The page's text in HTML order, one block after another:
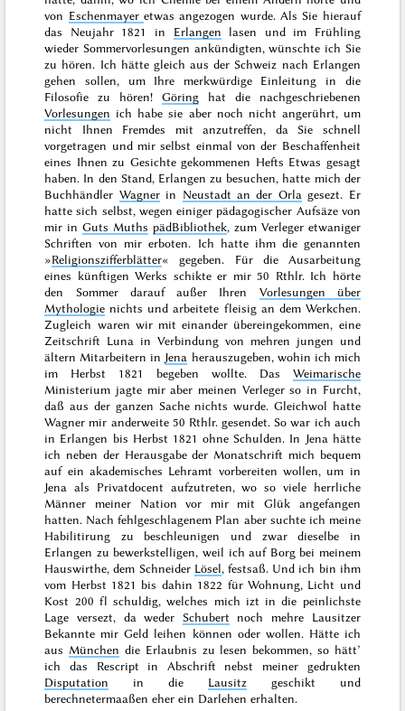
von Eschenmayer etwas angezogen wurde. Als Sie hierauf
das Neujahr 1821 in Erlangen lasen und im Frühling
wieder Sommervorlesungen ankündigten, wünschte ich Sie
zu hören. Ich hätte gleich aus der Schweiz nach Erlangen
gehen sollen, um Ihre merkwürdige Einleitung in die
Filosofie zu hören! Göring hat die nachgeschriebenen
Vorlesungen ich habe sie aber noch nicht angerührt, um
nicht Ihnen Fremdes mit anzutreffen, da Sie schnell
vorgetragen und mir selbst einmal von der Beschaffenheit
eines Ihnen zu Gesichte gekommenen Hefts Etwas gesagt
haben. In den Stand, Erlangen zu besuchen, hatte mich der
Buchhändler Wagnerin Neustadt an der Orla gesezt. Er
hatte sich selbst, wegen einiger pädagogischer Aufsäze von
mir inGuts Muths pädBibliothek, zum Verleger etwaniger
Schriften von mir erboten. Ich hatte ihm die genannten
»Religionszifferblätter« gegeben. Für die Ausarbeitung
eines künftigen Werks schikte er mir 50 Rthlr. Ich hörte
den Sommerdarauf außer Ihren Vorlesungen über
Mythologie nichts und arbeitete fleisig an dem Werkchen.
Zugleich waren wir mit einander übereingekommen, eine
Zeitschrift Luna in Verbindung von mehren jungen und
ältern Mitarbeitern in Jena herauszugeben, wohin ich mich
im Herbst 1821 begeben wollte. Das Weimarische
Ministerium jagte mir aber meinen Verleger so in Furcht,
daß aus der ganzen Sache nichts wurde. Gleichwol hatte
Wagner mir anderweite 50 Rthlr. gesendet. So war ich auch
in Erlangen bis Herbst 1821 ohne Schulden. In Jena hätte
ich neben der Herausgabe der Monatschrift mich bequem
auf ein akademisches Lehramt vorbereiten wollen, um in
Jena als Privatdocent aufzutreten, wo so viele herrliche
Männer meiner Nation vor mir mit Glük angefangen
hatten. Nach fehlgeschlagenem Plan aber suchte ich meine
Habilitirung zu beschleunigen und zwar dieselbe in
Erlangen zu bewerkstelligen, weil ich auf Borg bei meinem
Hauswirthe, dem Schneider Lösel, festsaß. Und ich bin ihm
vom Herbst 1821 bis dahin 1822 für Wohnung, Licht und
Kost 200 fl schuldig, welches mich izt in die peinlichste
Lage versezt, da weder Schubert noch mehre Lausitzer
Bekannte mir Geld leihen können oder wollen. Hätte ich
aus München die Erlaubnis zu lesen bekommen, so hätt’
ich das Rescript in Abschrift nebst meiner gedrukten
Disputation in die Lausitzgeschikt und
berechnetermaaßen eher ein Darlehen erhalten.